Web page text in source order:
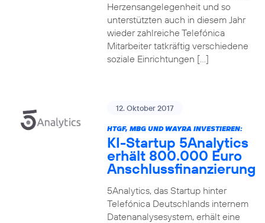
Herzensangelegenheit und so
unterstützten auch in diesem Jahr
wieder zahlreiche Telefónica
Mitarbeiter tatkräftig verschiedene
soziale Einrichtungen […]
12. Oktober 2017
HTGF, MBG UND WAYRA INVESTIEREN:
KI-Startup 5Analytics
erhält 800.000 Euro
Anschlussfinanzierung
5Analytics, das Startup hinter
Telefónica Deutschlands internem
Datenanalysesystem, erhält eine